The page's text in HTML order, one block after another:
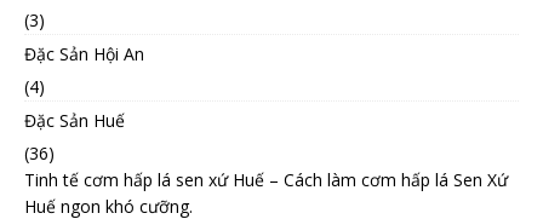
(3)
Đặc Sản Hội An
(4)
Đặc Sản Huế
(36)
Tinh tế cơm hấp lá sen xứ Huế – Cách làm cơm hấp lá Sen Xứ
Huế ngon khó cưỡng.